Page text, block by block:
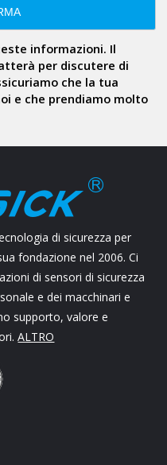
informazioni. Il
per discutere di
che la tua
e che prendiamo molto
di sicurezza per
fondazione nel 2006. Ci
di sensori di sicurezza
e dei macchinari e
supporto, valore e
ALTRO